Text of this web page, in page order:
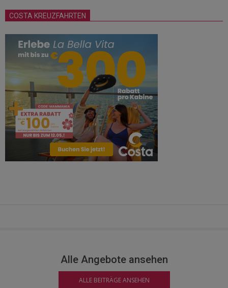
COSTA KREUZFAHRTEN
Alle Angebote ansehen
ALLE BEITRÄGE ANSEHEN